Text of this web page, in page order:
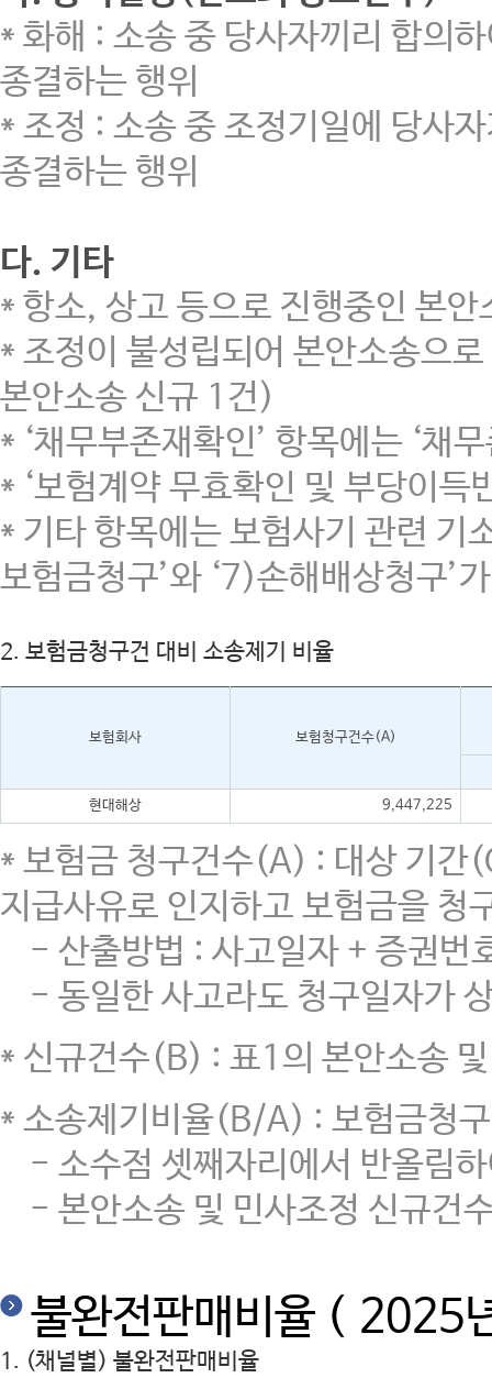
* 화해 : 소송 중 당사자끼리 합의
종결하는 행위
* 조정 : 소송 중 조정기일에 당사
종결하는 행위
다. 기타
* 항소, 상고 등으로 진행중인 본
* 조정이 불성립되어 본안소송으
본안소송 신규 1건)
* ‘채무부존재확인’ 항목에는 ‘채
* ‘보험계약 무효확인 및 부당이득
* 기타 항목에는 보험사기 관련 기
보험금청구’와 ‘7)손해배상청구’
2. 보험금청구건 대비 소송제기 비율
보험회사 보험청구건수(A)
현대해상 9,447,225
* 보험금 청구건수(A) : 대상 기간
지급사유로 인지하고 보험금을 청
- 산출방법 : 사고일자 + 증권번
- 동일한 사고라도 청구일자가
* 신규건수(B) : 표1의 본안소송
* 소송제기비율(B/A) : 보험금청
- 소수점 셋째자리에서 반올림
- 본안소송 및 민사조정 신규건
불완전판매비율 ( 2025
1. (채널별) 불완전판매비율